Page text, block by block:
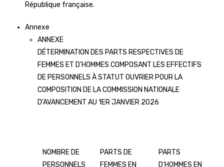
République française.
Annexe
ANNEXE
DÉTERMINATION DES PARTS RESPECTIVES DE
FEMMES ET D’HOMMES COMPOSANT LES EFFECTIFS
DE PERSONNELS À STATUT OUVRIER POUR LA
COMPOSITION DE LA COMMISSION NATIONALE
D’AVANCEMENT AU 1ER JANVIER 2026
NOMBRE DE
PERSONNELS
PARTS DE
FEMMES EN
PARTS
D’HOMMES EN